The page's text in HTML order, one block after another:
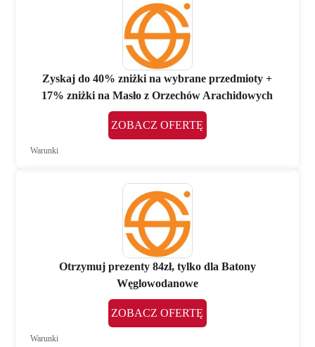
Zyskaj do 40% zniżki na wybrane przedmioty +
17% zniżki na Masło z Orzechów Arachidowych
ZOBACZ OFERTĘ
Warunki
Otrzymuj prezenty 84zł, tylko dla Batony
Węglowodanowe
ZOBACZ OFERTĘ
Warunki